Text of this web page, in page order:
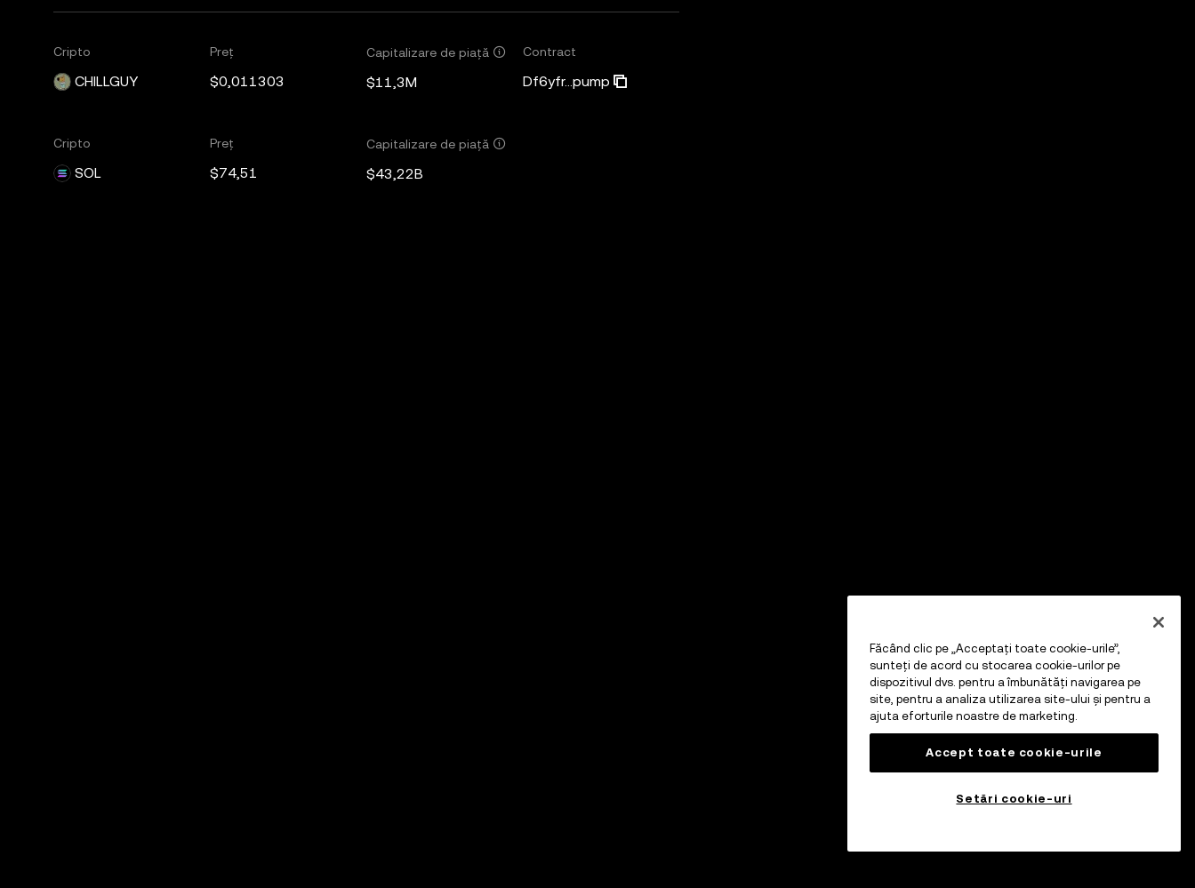
Cripto
CHILLGUY
Preț
$0,011303
Capitalizare de piață
$11,3M
Contract
Df6yfr...pump
Cripto
SOL
Preț
$74,51
Capitalizare de piață
$43,22B
Făcând clic pe „Acceptați toate cookie-urile”,
sunteți de acord cu stocarea cookie-urilor pe
dispozitivul dvs. pentru a îmbunătăți navigarea pe
site, pentru a analiza utilizarea site-ului și pentru a
ajuta eforturile noastre de marketing.
Accept toate cookie-urile
Setări cookie-uri